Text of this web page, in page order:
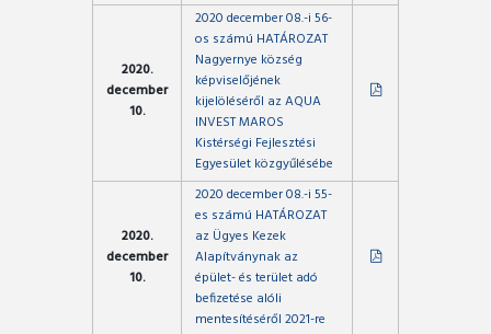
2020.
december
10.
2020 december 08.-i 56-
os számú HATÁROZAT
Nagyernye község
képviselőjének
kijelöléséről az AQUA
INVEST MAROS
Kistérségi Fejlesztési
Egyesület közgyűlésébe
2020.
december
10.
2020 december 08.-i 55-
es számú HATÁROZAT
az Ügyes Kezek
Alapítványnak az
épület- és terület adó
befizetése alóli
mentesítéséről 2021-re